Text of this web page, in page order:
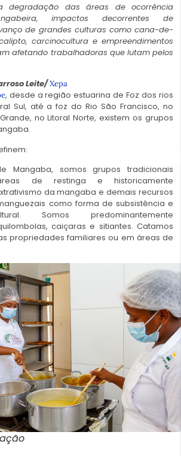
degradação das áreas de ocorrência
impactos decorrentes de
de grandes culturas como cana-de-
carcinocultura e empreendimentos
afetando trabalhadoras que lutam pelos
Leite/Xepa
, desde a região estuarina de Foz dos rios
Sul, até a foz do Rio São Francisco, no
no Litoral Norte, existem os grupos
Mangaba, somos grupos tradicionais
de restinga e historicamente
da mangaba e demais recursos
como forma de subsistência e
Somos predominantemente
caiçaras e sitiantes. Catamos
propriedades familiares ou em áreas de